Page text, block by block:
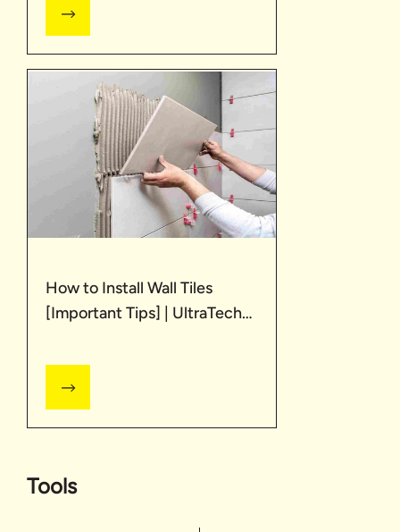
How to Install Wall Tiles
[Important Tips] | UltraTech
Tools